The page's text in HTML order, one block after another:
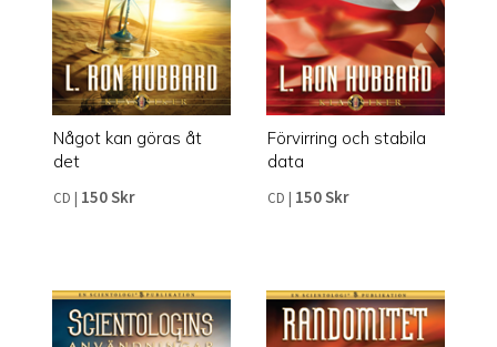
Något kan göras åt
det
CD 150 Skr
Förvirring och stabila
data
CD 150 Skr